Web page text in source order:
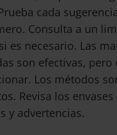
cada
Consulta a un
es necesario. Las
son efectivas,
Los métodos
Revisa los
y advertencias.